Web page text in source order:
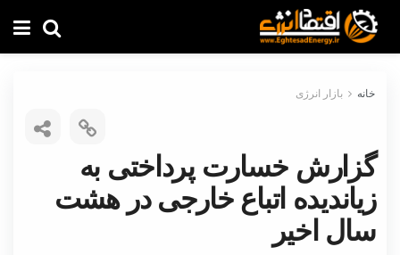
خانه بازار انرژی
گزارش خسارت پرداختی به
زیاندیده اتباع خارجی در هشت
سال اخیر